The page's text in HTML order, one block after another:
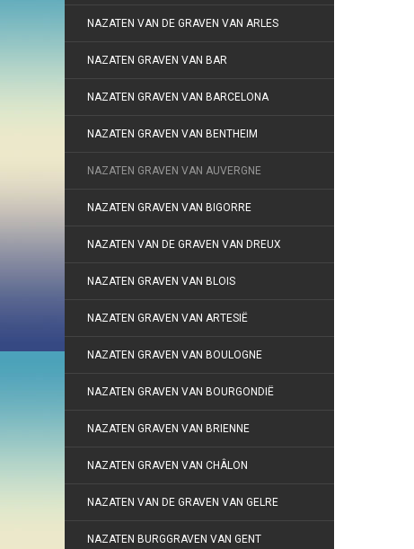
NAZATEN VAN DE GRAVEN VAN ARLES
NAZATEN GRAVEN VAN BAR
NAZATEN GRAVEN VAN BARCELONA
NAZATEN GRAVEN VAN BENTHEIM
NAZATEN GRAVEN VAN AUVERGNE
NAZATEN GRAVEN VAN BIGORRE
NAZATEN VAN DE GRAVEN VAN DREUX
NAZATEN GRAVEN VAN BLOIS
NAZATEN GRAVEN VAN ARTESIË
NAZATEN GRAVEN VAN BOULOGNE
NAZATEN GRAVEN VAN BOURGONDIË
NAZATEN GRAVEN VAN BRIENNE
NAZATEN GRAVEN VAN CHÂLON
NAZATEN VAN DE GRAVEN VAN GELRE
NAZATEN BURGGRAVEN VAN GENT